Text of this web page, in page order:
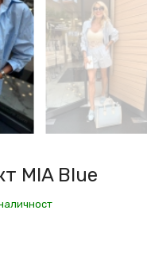
MIA Blue